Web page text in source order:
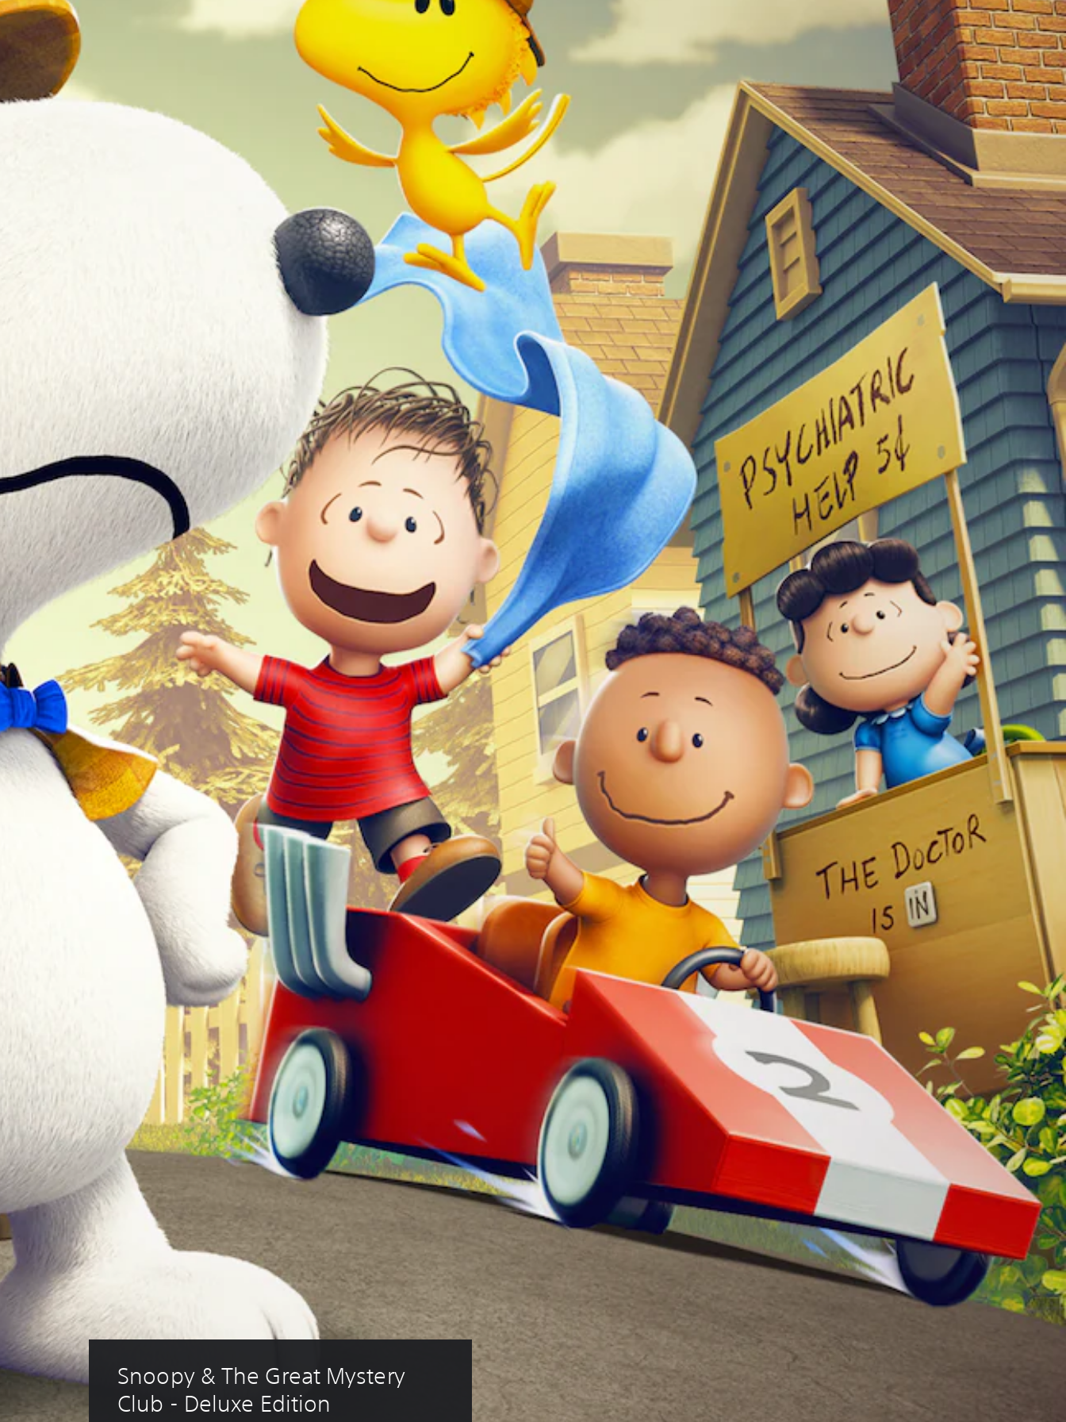
Snoopy & The Great Mystery
Club - Deluxe Edition